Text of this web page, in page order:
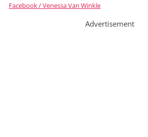
Facebook / Venessa Van Winkle
Advertisement